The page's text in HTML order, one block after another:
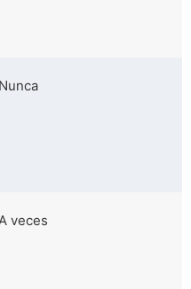
Nunca
veces